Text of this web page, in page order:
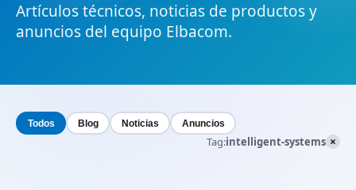
Artículos técnicos, noticias de productos y
anuncios del equipo Elbacom.
Todos Blog Noticias Anuncios
Tag:intelligent-systems ×